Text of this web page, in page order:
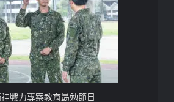
戰力專案教育勗勉節目